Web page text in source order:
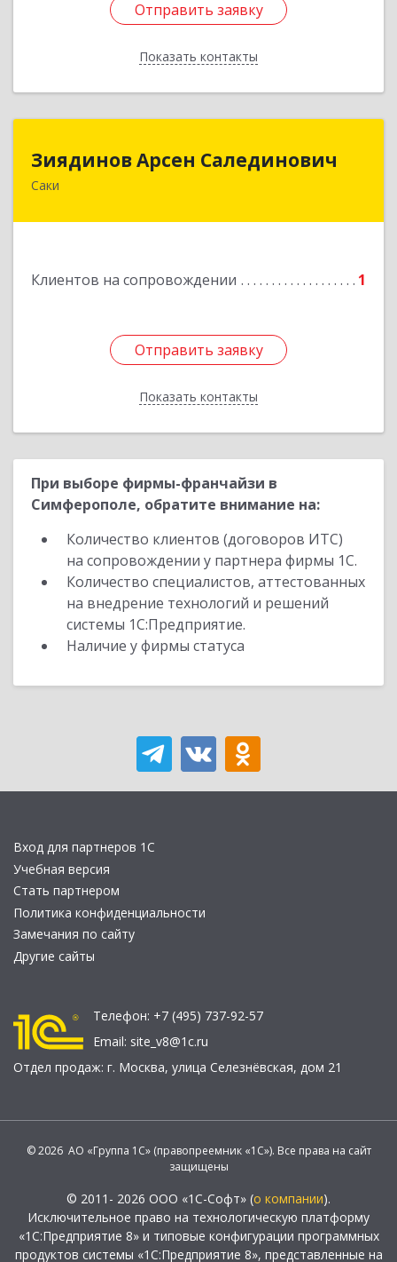
Отправить заявку
Показать контакты
Отправить заявку
Назад
Зиядинов Арсен Салединович
Саки
Клиентов на сопровождении 1
Отправить заявку
Показать контакты
Отправить заявку
Назад
При выборе фирмы-франчайзи в
Симферополе, обратите внимание на:
Количество клиентов (договоров ИТС)
на сопровождении у партнера фирмы 1С.
Количество специалистов, аттестованных
на внедрение технологий и решений
системы 1С:Предприятие.
Наличие у фирмы статуса
Вход для партнеров 1С
Учебная версия
Стать партнером
Политика конфиденциальности
Замечания по сайту
Другие сайты
Телефон: +7 (495) 737-92-57
Email: site_v8@1c.ru
Отдел продаж: г. Москва, улица Селезнёвская, дом 21
© 2026 АО «Группа 1С» (правопреемник «1С»). Все права на сайт
защищены
© 2011- 2026 ООО «1С-Софт» (о компании).
Исключительное право на технологическую платформу
«1С:Предприятие 8» и типовые конфигурации программных
продуктов системы «1С:Предприятие 8», представленные на